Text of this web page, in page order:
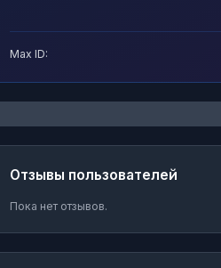
Max ID:
Отзывы пользователей
Пока нет отзывов.